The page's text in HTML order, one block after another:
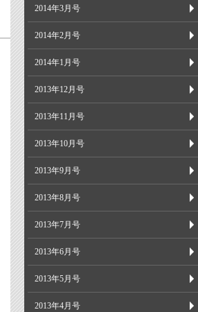
2014年3月号
2014年2月号
2014年1月号
2013年12月号
2013年11月号
2013年10月号
2013年9月号
2013年8月号
2013年7月号
2013年6月号
2013年5月号
2013年4月号